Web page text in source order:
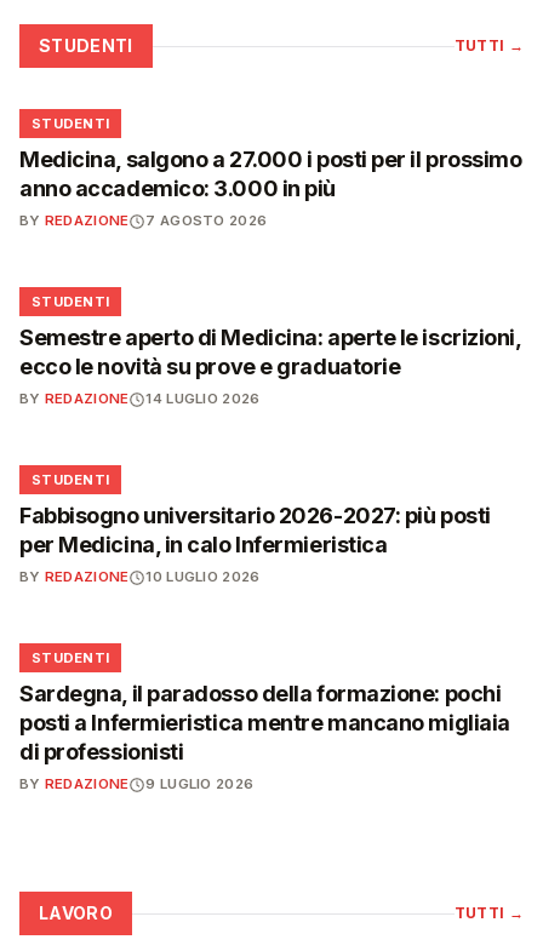
STUDENTI TUTTI →
🎓
STUDENTI
Medicina, salgono a 27.000 i posti per il prossimo
anno accademico: 3.000 in più
BY REDAZIONE 7 AGOSTO 2026
🎓
STUDENTI
Semestre aperto di Medicina: aperte le iscrizioni,
ecco le novità su prove e graduatorie
BY REDAZIONE 14 LUGLIO 2026
🎓
STUDENTI
Fabbisogno universitario 2026-2027: più posti
per Medicina, in calo Infermieristica
BY REDAZIONE 10 LUGLIO 2026
🎓
STUDENTI
Sardegna, il paradosso della formazione: pochi
posti a Infermieristica mentre mancano migliaia
di professionisti
BY REDAZIONE 9 LUGLIO 2026
LAVORO TUTTI →